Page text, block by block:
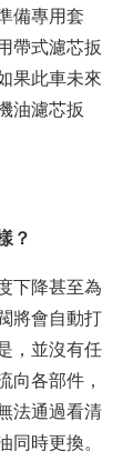
備專用套
帶式濾芯扳
果此車未來
油濾芯扳
？
下降甚至為
將會自動打
，並沒有任
向各部件，
法通過看清
同時更換。